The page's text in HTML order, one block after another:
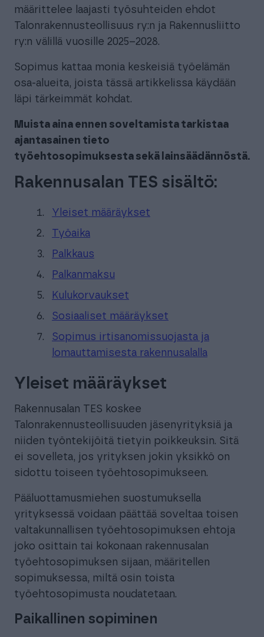
määrittelee laajasti työsuhteiden ehdot
Talonrakennusteollisuus ry:n ja Rakennusliitto
ry:n välillä vuosille 2025–2028.
Sopimus kattaa monia keskeisiä työelämän
osa-alueita, joista tässä artikkelissa käydään
läpi tärkeimmät kohdat.
Muista aina ennen soveltamista tarkistaa
ajantasainen tieto
työehtosopimuksesta sekä lainsäädännöstä.
Rakennusalan TES sisältö:
Yleiset määräykset
Työaika
Palkkaus
Palkanmaksu
Kulukorvaukset
Sosiaaliset määräykset
Sopimus irtisanomissuojasta ja
lomauttamisesta rakennusalalla
Yleiset määräykset
Rakennusalan TES koskee
Talonrakennusteollisuuden jäsenyrityksiä ja
niiden työntekijöitä tietyin poikkeuksin. Sitä
ei sovelleta, jos yrityksen jokin yksikkö on
sidottu toiseen työehtosopimukseen.
Pääluottamusmiehen suostumuksella
yrityksessä voidaan päättää soveltaa toisen
valtakunnallisen työehtosopimuksen ehtoja
joko osittain tai kokonaan rakennusalan
työehtosopimuksen sijaan, määritellen
sopimuksessa, miltä osin toista
työehtosopimusta noudatetaan.
Paikallinen sopiminen